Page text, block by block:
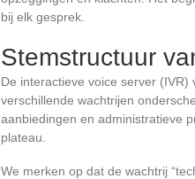
bij elk gesprek.
Stemstructuur
De interactieve voice server
verschillende wachtrijen
aanbiedingen en administratieve
plateau.
We merken op dat de wachtrij